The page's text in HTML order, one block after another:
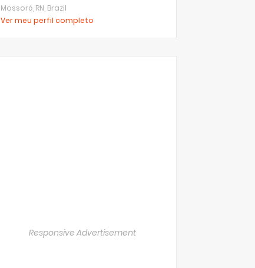
Mossoró, RN, Brazil
Ver meu perfil completo
Responsive Advertisement